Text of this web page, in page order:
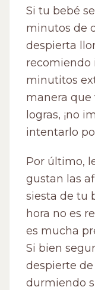
Si tu bebé
minutos de
despierta
recomiendo
minutitos
manera que
logras, ¡no
intentarlo
Por último,
gustan las
siesta de tu
hora no es
es mucha
Si bien
despierte
durmiendo